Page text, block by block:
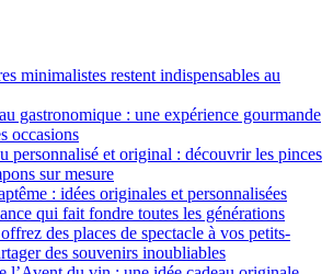
minimalistes restent indispensables au
gastronomique : une expérience gourmande
occasions
personnalisé et original : découvrir les pinces
sur mesure
: idées originales et personnalisées
qui fait fondre toutes les générations
des places de spectacle à vos petits-
des souvenirs inoubliables